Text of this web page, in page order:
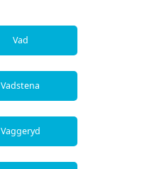
Vad
Vadstena
Vaggeryd